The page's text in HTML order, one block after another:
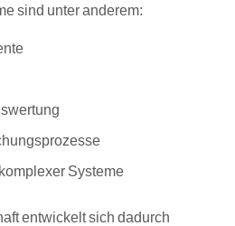
sind unter anderem:
Systeme
entwickelt sich dadurch